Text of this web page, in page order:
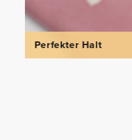
Perfekter Halt